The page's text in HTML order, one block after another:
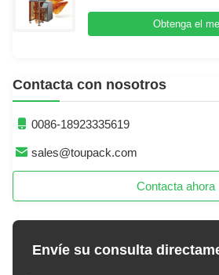
envasado con sensor
Obtenga el
Contacta con nosotros
0086-18923335619
sales@toupack.com
Contacta ahora
Envíe su consulta